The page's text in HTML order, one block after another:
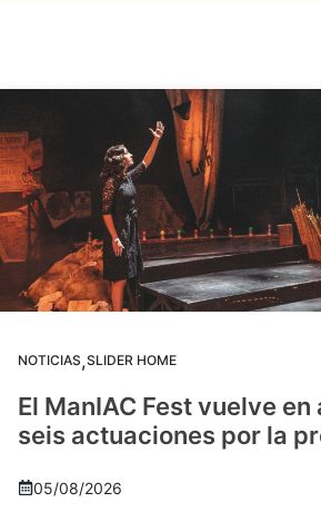
NOTICIAS,SLIDER HOME
El ManIAC Fest vuelve
seis actuaciones por la
05/08/2026